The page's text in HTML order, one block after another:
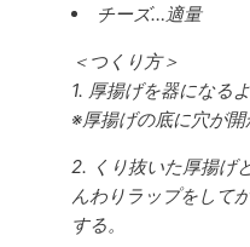
チーズ…適量
＜つくり方＞
1. 厚揚げを器になる
※厚揚げの底に穴が開
2. くり抜いた厚揚げ
んわりラップをして
する。